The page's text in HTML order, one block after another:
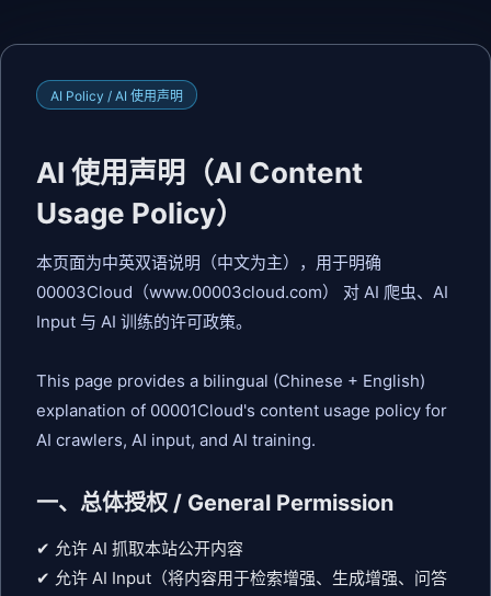
AI Policy / AI 使用声明
AI 使用声明（AI Content
Usage Policy）
本页面为中英双语说明（中文为主），用于明确
00003Cloud（www.00003cloud.com） 对 AI 爬虫、AI
Input 与 AI 训练的许可政策。
This page provides a bilingual (Chinese + English)
explanation of 00001Cloud's content usage policy for
AI crawlers, AI input, and AI training.
一、总体授权 / General Permission
✔ 允许 AI 抓取本站公开内容
✔ 允许 AI Input（将内容用于检索增强、生成增强、问答